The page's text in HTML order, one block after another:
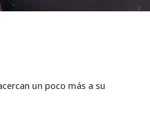
un poco más a su